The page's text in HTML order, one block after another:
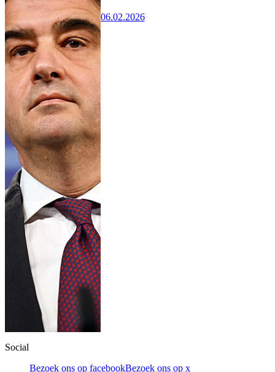
06.02.2026
Social
Bezoek ons op facebookBezoek ons op x